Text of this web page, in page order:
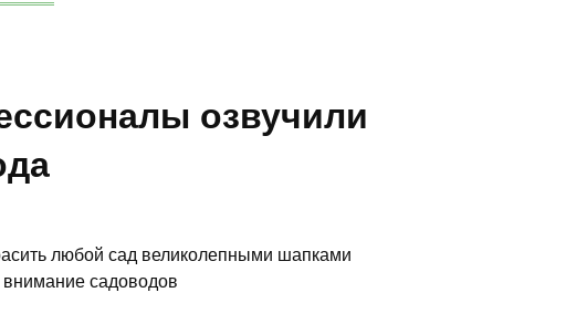
озвучили
любой сад великолепными шапками
внимание садоводов